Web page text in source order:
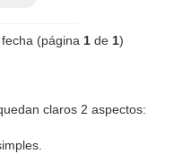
(página 1de 1)
claros 2 aspectos: